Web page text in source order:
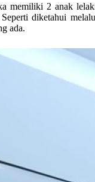
memiliki 2 anak
Seperti diketahui
ada.